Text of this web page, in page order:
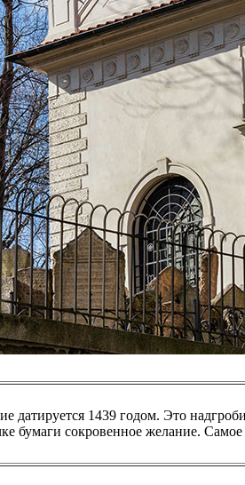
датируется 1439 годом. Это
бумаги сокровенное желание.